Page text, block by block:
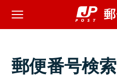
郵便番号検索